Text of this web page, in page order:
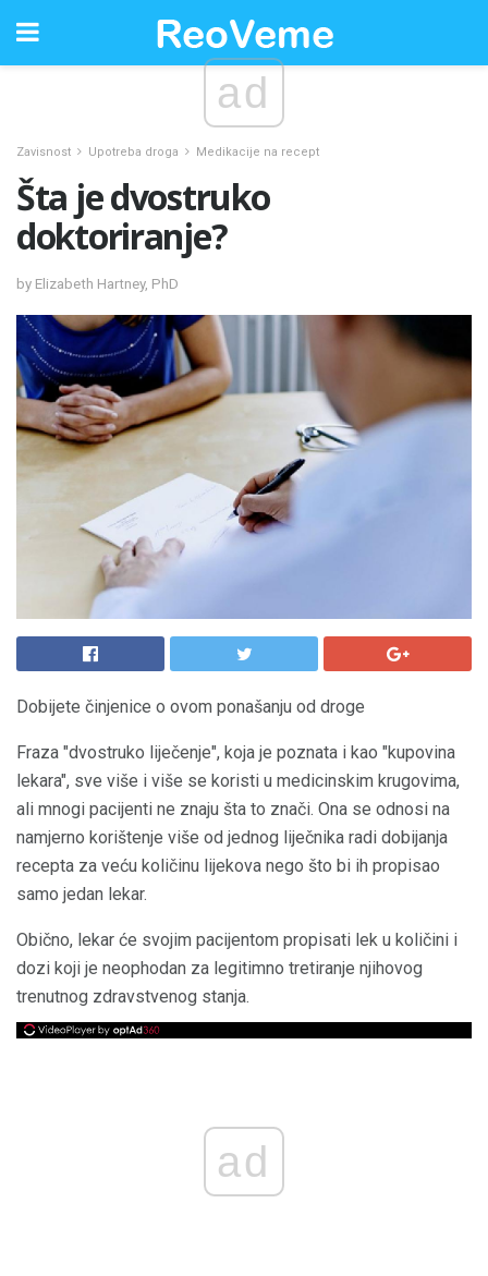
ad
Zavisnost Upotreba droga Medikacije na recept
Šta je dvostruko
doktoriranje?
by Elizabeth Hartney, PhD
Dobijete činjenice o ovom ponašanju od droge
Fraza "dvostruko liječenje", koja je poznata i kao "kupovina
lekara", sve više i više se koristi u medicinskim krugovima,
ali mnogi pacijenti ne znaju šta to znači. Ona se odnosi na
namjerno korištenje više od jednog liječnika radi dobijanja
recepta za veću količinu lijekova nego što bi ih propisao
samo jedan lekar.
Obično, lekar će svojim pacijentom propisati lek u količini i
dozi koji je neophodan za legitimno tretiranje njihovog
trenutnog zdravstvenog stanja.
ad